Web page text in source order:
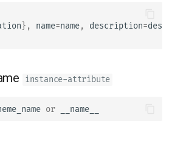
}, name=name, description=
instance-attribute
or __name__